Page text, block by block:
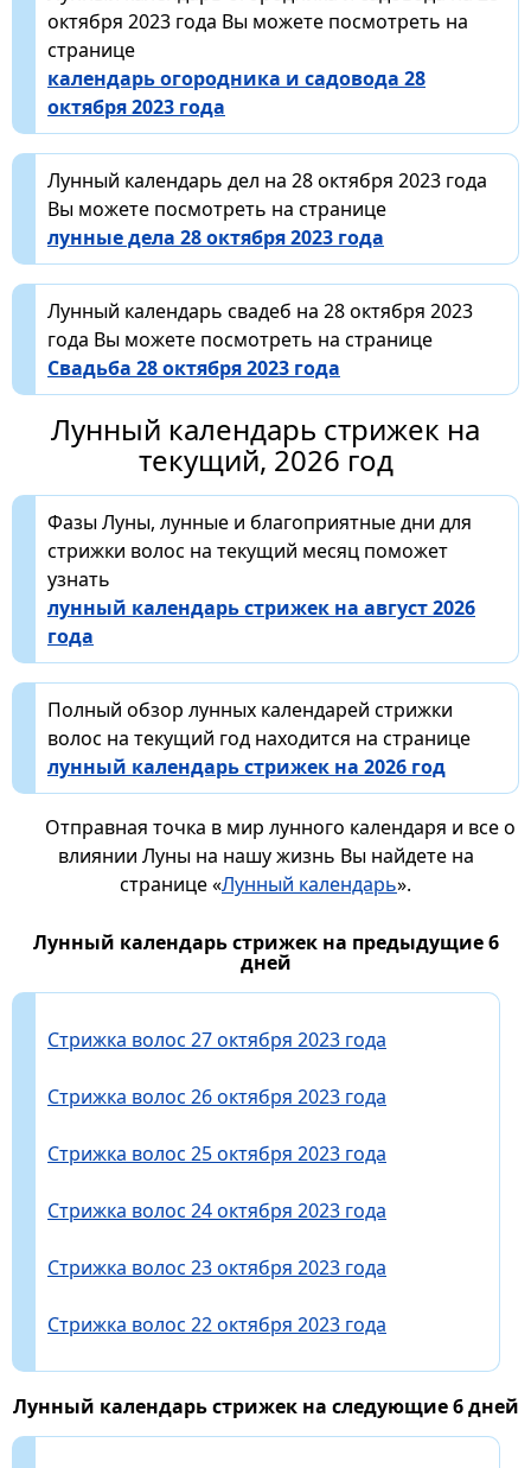
октября 2023 года Вы можете посмотреть на
странице
календарь огородника и садовода 28
октября 2023 года
Лунный календарь дел на 28 октября 2023 года
Вы можете посмотреть на странице
лунные дела 28 октября 2023 года
Лунный календарь свадеб на 28 октября 2023
года Вы можете посмотреть на странице
Свадьба 28 октября 2023 года
Лунный календарь стрижек на
текущий, 2026 год
Фазы Луны, лунные и благоприятные дни для
стрижки волос на текущий месяц поможет
узнать
лунный календарь стрижек на август 2026
года
Полный обзор лунных календарей стрижки
волос на текущий год находится на странице
лунный календарь стрижек на 2026 год
Отправная точка в мир лунного календаря и все о
влиянии Луны на нашу жизнь Вы найдете на
странице «Лунный календарь».
Лунный календарь стрижек на предыдущие 6
дней
Стрижка волос 27 октября 2023 года
Стрижка волос 26 октября 2023 года
Стрижка волос 25 октября 2023 года
Стрижка волос 24 октября 2023 года
Стрижка волос 23 октября 2023 года
Стрижка волос 22 октября 2023 года
Лунный календарь стрижек на следующие 6 дней